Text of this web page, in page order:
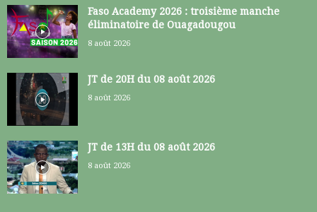
Faso Academy 2026 : troisième manche
éliminatoire de Ouagadougou
8 août 2026
JT de 20H du 08 août 2026
8 août 2026
JT de 13H du 08 août 2026
8 août 2026